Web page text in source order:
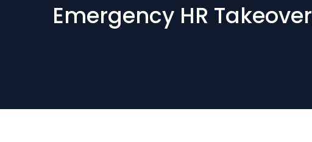
Emergency HR